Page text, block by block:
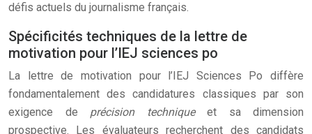
défis actuels du journalisme français.
Spécificités techniques de la lettre de
motivation pour l’IEJ sciences po
La lettre de motivation pour l’IEJ Sciences Po diffère
fondamentalement des candidatures classiques par son
exigence de précision technique et sa dimension
prospective. Les évaluateurs recherchent des candidats